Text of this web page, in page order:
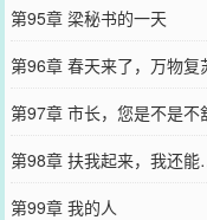
第95章 梁秘书的一天
第96章 春天来了，万物
第97章 市长，您是不是不
第98章 扶我起来，我还
第99章 我的人